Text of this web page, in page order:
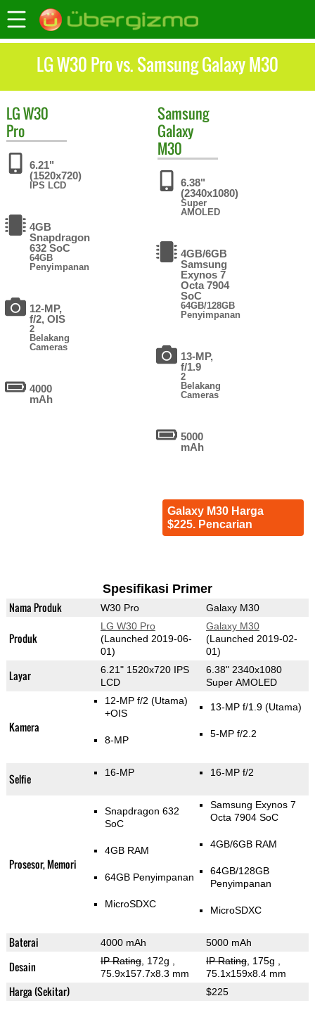
LG W30 Pro vs. Samsung Galaxy M30
LGW30
Pro
6.21"
(1520x720)
IPS LCD
4GB
Snapdragon
632 SoC
64GB
Penyimpanan
12-MP,
f/2, OIS
2
Belakang
Cameras
4000
mAh
Samsung
Galaxy
M30
6.38"
(2340x1080)
Super
AMOLED
4GB/6GB
Samsung
Exynos 7
Octa 7904
SoC
64GB/128GB
Penyimpanan
13-MP,
f/1.9
2
Belakang
Cameras
5000
mAh
Galaxy M30 Harga
$225. Pencarian
Spesifikasi Primer
Nama Produk W30 Pro Galaxy M30
Produk
LG W30 Pro
(Launched 2019-06-
01)
Galaxy M30
(Launched 2019-02-
01)
Layar
6.21" 1520x720 IPS
LCD
6.38" 2340x1080
Super AMOLED
Kamera
12-MP f/2 (Utama)
+OIS
8-MP
13-MP f/1.9 (Utama)
5-MP f/2.2
Selfie 16-MP 16-MP f/2
Prosesor, Memori
Snapdragon 632
SoC
4GB RAM
64GB Penyimpanan
MicroSDXC
Samsung Exynos 7
Octa 7904 SoC
4GB/6GB RAM
64GB/128GB
Penyimpanan
MicroSDXC
Baterai 4000 mAh 5000 mAh
Desain IP Rating, 172g
75.9x157.7x8.3 mm
IP Rating, 175g
75.1x159x8.4 mm
Harga (Sekitar) $225